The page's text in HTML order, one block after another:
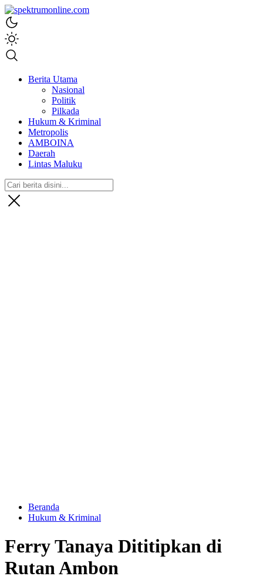
spektrumonline.com
Berita Utama
Nasional
Politik
Pilkada
Hukum & Kriminal
Metropolis
AMBOINA
Daerah
Lintas Maluku
Beranda
Hukum & Kriminal
Ferry Tanaya Dititipkan di
Rutan Ambon